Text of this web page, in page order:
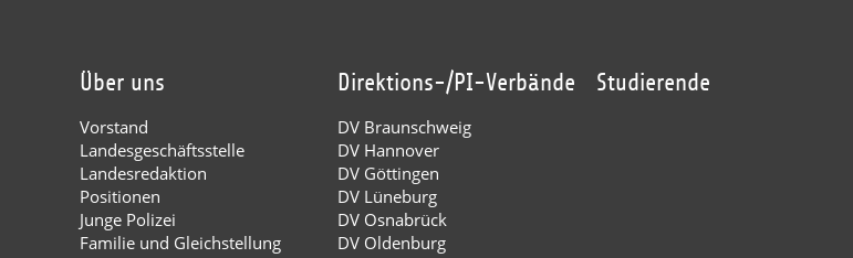
Über uns
Vorstand
Landesgeschäftsstelle
Landesredaktion
Positionen
Junge Polizei
Familie und Gleichstellung
Direktions-/PI-Verbände
DV Braunschweig
DV Hannover
DV Göttingen
DV Lüneburg
DV Osnabrück
DV Oldenburg
Studierende